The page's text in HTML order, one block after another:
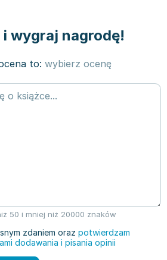
wygraj nagrodę!
to: wybierz ocenę
50 i mniej niż 20000 znaków
zdaniem oraz potwierdzam
dodawania i pisania opinii